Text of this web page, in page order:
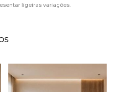
ligeiras variações.